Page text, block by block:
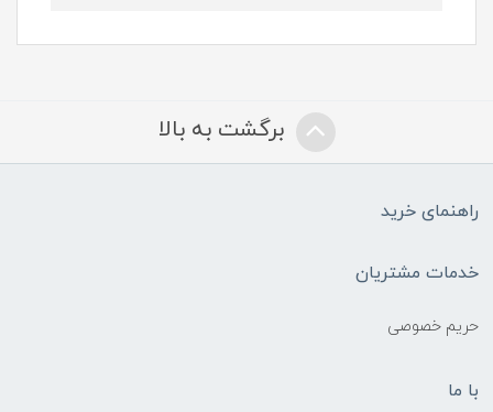
برگشت به بالا
راهنمای خرید
خدمات مشتریان
حریم خصوصی
با ما